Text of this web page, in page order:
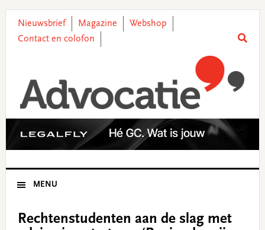
primary
main
primary
footer
Nieuwsbrief Magazine
Webshop
Contact en colofon
MENU
Rechtenstudenten aan de slag met